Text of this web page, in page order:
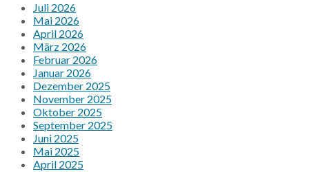
Juli 2026
Mai 2026
April 2026
März 2026
Februar 2026
Januar 2026
Dezember 2025
November 2025
Oktober 2025
September 2025
Juni 2025
Mai 2025
April 2025